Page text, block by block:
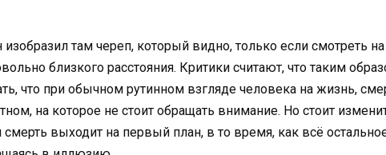
там череп, который видно, только если смотреть на
близкого расстояния. Критики считают, что таким
что при обычном рутинном взгляде человека на жизнь,
на которое не стоит обращать внимание. Но стоит
выходит на первый план, в то время, как всё